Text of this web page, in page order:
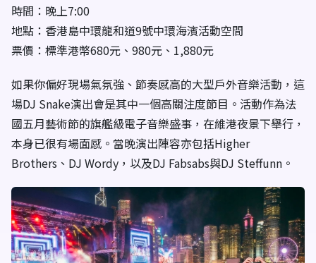
時間：晚上7:00
地點：香港島中環龍和道9號中環海濱活動空間
票價：標準港幣680元、980元、1,880元
如果你偏好現場氣氛強、節奏感高的大型戶外音樂活動，這
場DJ Snake演出會是其中一個高關注度節目。活動作為法
國五月藝術節的旗艦級電子音樂盛事，在維港夜景下舉行，
本身已很有場面感。當晚演出陣容亦包括Higher
Brothers、DJ Wordy，以及DJ Fabsabs與DJ Steffunn。